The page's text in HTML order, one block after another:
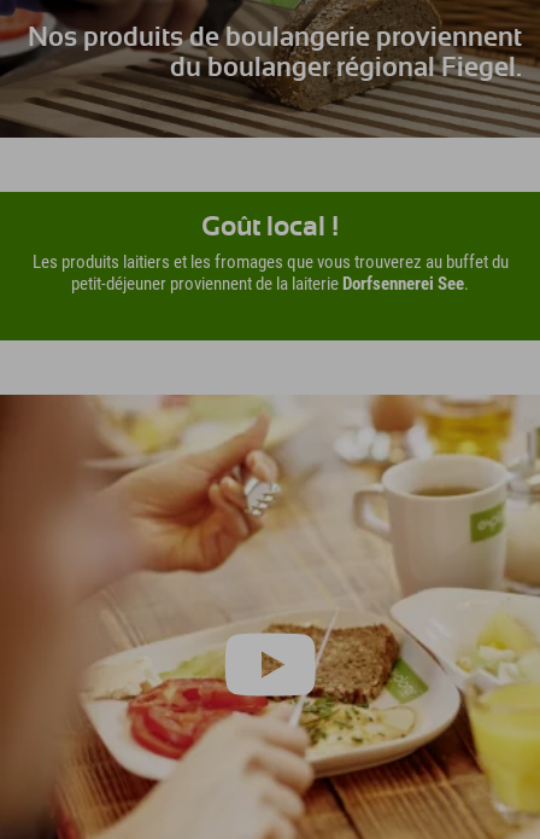
Nos produits de boulangerie proviennent
du boulanger régional Fiegel.
Goût local !
Les produits laitiers et les fromages que vous trouverez au buffet du
petit-déjeuner proviennent de la laiterieDorfsennerei See.